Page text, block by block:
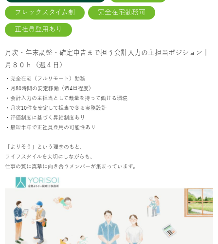
フレックスタイム制 完全在宅勤務可
正社員登用あり
月次・年末調整・確定申告まで担う会計入力の主担当ポジション｜
月８０ｈ（週４日）
・完全在宅（フルリモート）勤務
・月80時間の安定稼働（週4日程度）
・会計入力の主担当として裁量を持って働ける環境
・月次10件を安定して担当できる実務設計
・評価制度に基づく昇給制度あり
・最短半年で正社員登用の可能性あり
「よりそう」という理念のもと、
ライフスタイルを大切にしながらも、
仕事の質に真摯に向き合うメンバーが集まっています。